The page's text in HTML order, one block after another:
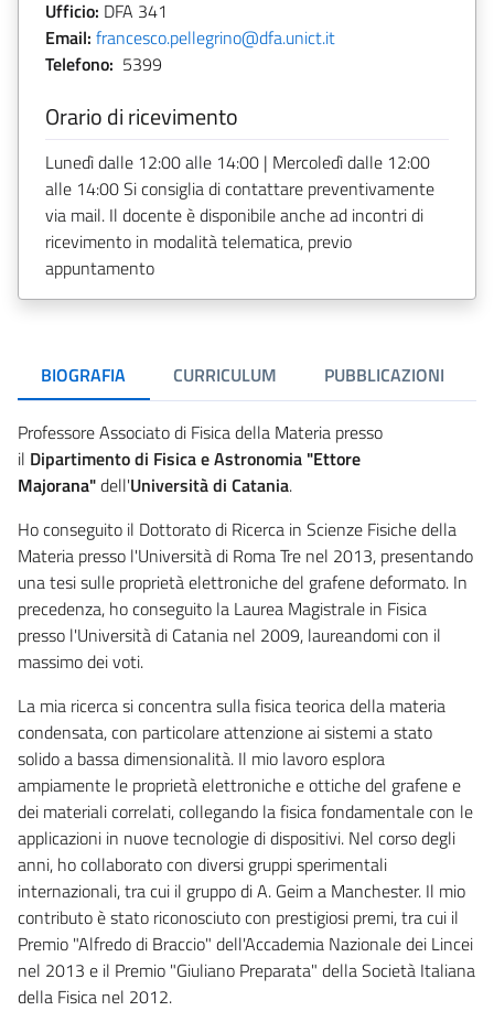
Ufficio: DFA 341
Email: francesco.pellegrino@dfa.unict.it
Telefono: 5399
Orario di ricevimento
Lunedì dalle 12:00 alle 14:00 | Mercoledì dalle 12:00
alle 14:00 Si consiglia di contattare preventivamente
via mail. Il docente è disponibile anche ad incontri di
ricevimento in modalità telematica, previo
appuntamento
BIOGRAFIA CURRICULUM PUBBLICAZIONI
Professore Associato di Fisica della Materia presso
il Dipartimento di Fisica e Astronomia "Ettore
Majorana"dell'Università di Catania.
Ho conseguito il Dottorato di Ricerca in Scienze Fisiche della
Materia presso l'Università di Roma Tre nel 2013, presentando
una tesi sulle proprietà elettroniche del grafene deformato. In
precedenza, ho conseguito la Laurea Magistrale in Fisica
presso l'Università di Catania nel 2009, laureandomi con il
massimo dei voti.
La mia ricerca si concentra sulla fisica teorica della materia
condensata, con particolare attenzione ai sistemi a stato
solido a bassa dimensionalità. Il mio lavoro esplora
ampiamente le proprietà elettroniche e ottiche del grafene e
dei materiali correlati, collegando la fisica fondamentale con le
applicazioni in nuove tecnologie di dispositivi. Nel corso degli
anni, ho collaborato con diversi gruppi sperimentali
internazionali, tra cui il gruppo di A. Geim a Manchester. Il mio
contributo è stato riconosciuto con prestigiosi premi, tra cui il
Premio "Alfredo di Braccio" dell'Accademia Nazionale dei Lincei
nel 2013 e il Premio "Giuliano Preparata" della Società Italiana
della Fisica nel 2012.